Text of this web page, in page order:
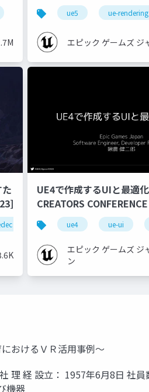
ue5 ue-rendering
エピック ゲームズ ジ
cedec+kyushu
UE4で作成するUIと最適
CREATORS CONFERENCE
ue4 ue-ui
エピック ゲームズ ジ
ン
おけるＶＲ活用事例〜
理 経 設立： 1957年6月8日 社
機器